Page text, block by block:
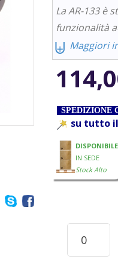
La AR-133 è
funzionalità
⨄ Maggiori
SPEDIZIONE
su tutto
DISPONIBILE
IN SEDE
Stock Alto
BSS
AR133
ACTIVE